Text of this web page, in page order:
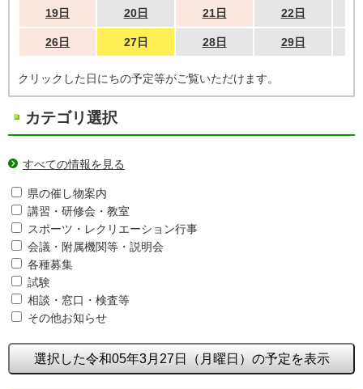
19日 20日 21日 22日
26日 27日 28日 29日
クリックした日にちの予定等がご覧いただけます。
カテゴリ選択
すべての情報を見る
県の催し物案内
講習・研修会・教室
スポーツ・レクリエーション行事
会議・附属機関等・説明会
各種募集
試験
相談・窓口・検査等
その他お知らせ
選択した令和05年3月27日（月曜日）の予定を表示